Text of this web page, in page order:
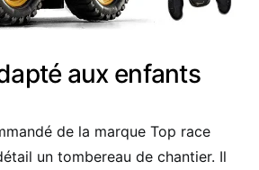
aux enfants
de la marque Top race
un tombereau de chantier. Il